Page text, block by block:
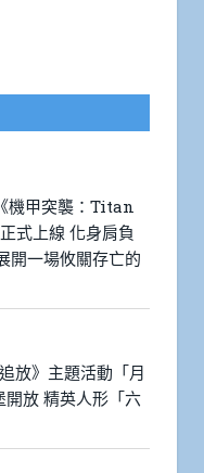
機甲突襲：Titan
式上線 化身肩負
開一場攸關存亡的
放》主題活動「月
開放 精英人形「六